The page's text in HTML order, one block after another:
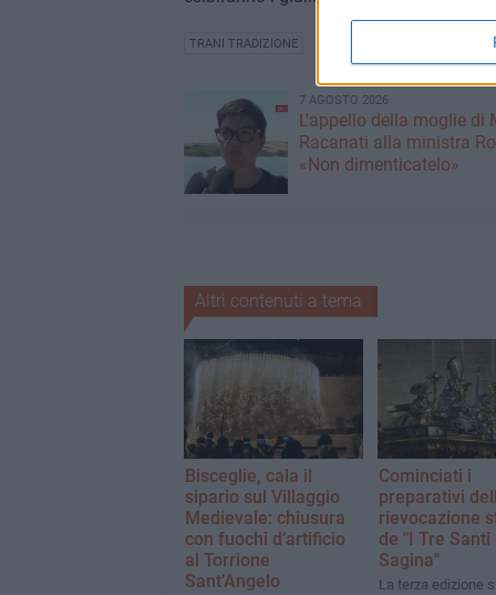
TRANI TRADIZIONE
7 AGOSTO 2026
L'appello della moglie di
Racanati alla ministra
«Non dimenticatelo»
Altri contenuti a tema
Bisceglie, cala il
sipario sul Villaggio
Medievale: chiusura
con fuochi d’artificio
al Torrione
Sant’Angelo
Cominciati i
preparativi
rievocazione
de "I Tre Santi
Sagina"
La terza edizione